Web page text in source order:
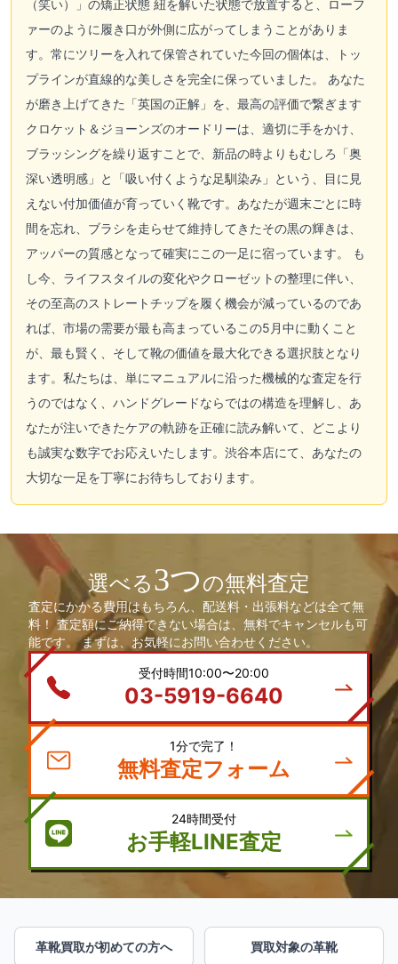
（笑い）」の矯正状態 紐を解いた状態で放置すると、ローフ
ァーのように履き口が外側に広がってしまうことがありま
す。常にツリーを入れて保管されていた今回の個体は、トッ
プラインが直線的な美しさを完全に保っていました。 あなた
が磨き上げてきた「英国の正解」を、最高の評価で繋ぎます
クロケット＆ジョーンズのオードリーは、適切に手をかけ、
ブラッシングを繰り返すことで、新品の時よりもむしろ「奥
深い透明感」と「吸い付くような足馴染み」という、目に見
えない付加価値が育っていく靴です。あなたが週末ごとに時
間を忘れ、ブラシを走らせて維持してきたその黒の輝きは、
アッパーの質感となって確実にこの一足に宿っています。 も
し今、ライフスタイルの変化やクローゼットの整理に伴い、
その至高のストレートチップを履く機会が減っているのであ
れば、市場の需要が最も高まっているこの5月中に動くこと
が、最も賢く、そして靴の価値を最大化できる選択肢となり
ます。私たちは、単にマニュアルに沿った機械的な査定を行
うのではなく、ハンドグレードならではの構造を理解し、あ
なたが注いできたケアの軌跡を正確に読み解いて、どこより
も誠実な数字でお応えいたします。渋谷本店にて、あなたの
大切な一足を丁寧にお待ちしております。
選べる3つの無料査定
査定にかかる費用はもちろん、配送料・出張料などは全て無
料！ 査定額にご納得できない場合は、無料でキャンセルも可
能です。 まずは、お気軽にお問い合わせください。
受付時間10:00〜20:00
03-5919-6640
1分で完了！
無料査定フォーム
24時間受付
お手軽LINE査定
革靴買取が初めての方へ 買取対象の革靴